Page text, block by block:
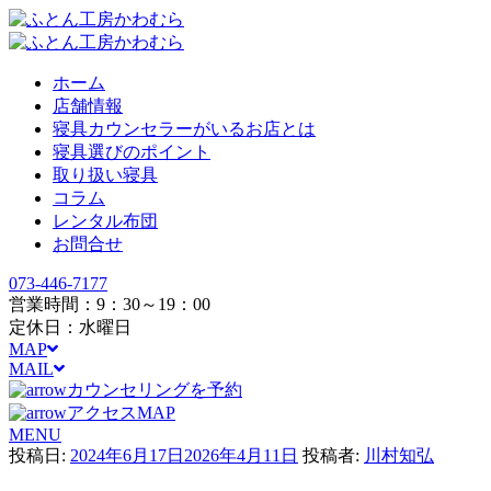
ホーム
店舗情報
寝具カウンセラーがいるお店とは
寝具選びのポイント
取り扱い寝具
コラム
レンタル布団
お問合せ
073-446-7177
営業時間：9：30～19：00
定休日：水曜日
MAP
MAIL
カウンセリングを予約
アクセスMAP
MENU
投稿日: 2024年6月17日 2026年4月11日 投稿者: 川村知弘